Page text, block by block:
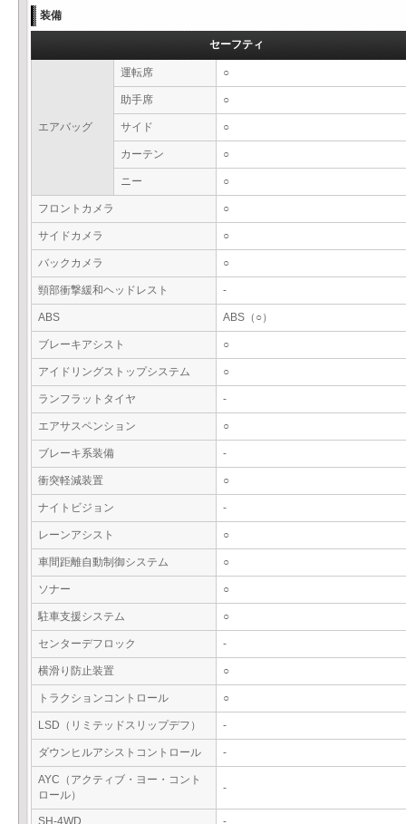
装備
セーフティ
エアバッグ
運転席 ○
助手席 ○
サイド ○
カーテン ○
ニー ○
フロントカメラ ○
サイドカメラ ○
バックカメラ ○
頸部衝撃緩和ヘッドレスト -
ABS ABS（○）
ブレーキアシスト ○
アイドリングストップシステム ○
ランフラットタイヤ -
エアサスペンション ○
ブレーキ系装備 -
衝突軽減装置 ○
ナイトビジョン -
レーンアシスト ○
車間距離自動制御システム ○
ソナー ○
駐車支援システム ○
センターデフロック -
横滑り防止装置 ○
トラクションコントロール ○
LSD（リミテッドスリップデフ） -
ダウンヒルアシストコントロール -
AYC（アクティブ・ヨー・コント
ロール）
-
SH-4WD
-